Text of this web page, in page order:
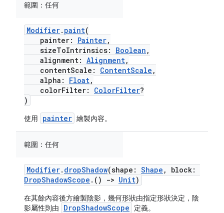
範圍： 任何
Modifier. paint(
painter: Painter,
sizeToIntrinsics: Boolean ,
alignment: Alignment,
contentScale: ContentScale ,
alpha: Float,
colorFilter: ColorFilter?
)
使用 painter 繪製內容。
範圍： 任何
Modifier. dropShadow(shape: Shape , block:
DropShadowScope .() -> Unit)
在其餘內容後方繪製陰影，幾何形狀由指定形狀決定，陰
影屬性則由
DropShadowScope 定義。